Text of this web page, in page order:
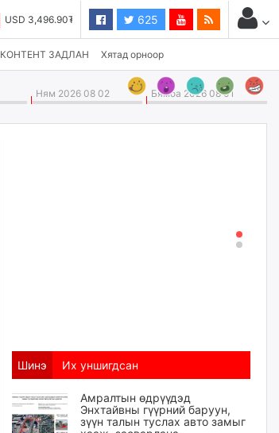
USD 3,496.90₮ 625
КОНТЕНТ ЗАДЛАН Хятад орноор
Ням 2026 08 02 Бямба 2026 08 01
Шинэ Их уншигдсан
Амралтын өдрүүдэд
Энхтайвны гүүрний баруун,
зүүн талын туслах авто замыг